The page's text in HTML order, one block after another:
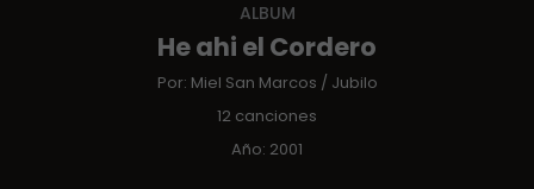
ALBUM
He ahi el Cordero
Por: Miel San Marcos / Jubilo
12 canciones
Año: 2001